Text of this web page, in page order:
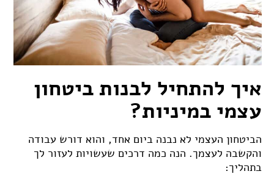
איך להתחיל לבנות ביטחון
עצמי במיניות?
הביטחון העצמי לא נבנה ביום אחד, והוא דורש עבודה
והקשבה לעצמך. הנה כמה דרכים שעשויות לעזור לך
בתהליך: